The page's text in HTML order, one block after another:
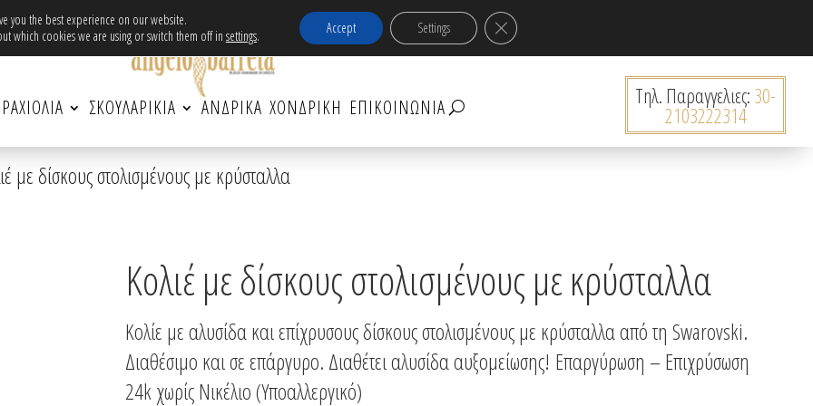
μεταφορικά εντός Ελλάδας για αγορές άνω των 30€!
ΣΚΟΥΛΑΡΙΚΙΑ ΑΝΔΡΙΚΆ ΧΟΝΔΡΙΚΗ ΕΠΙΚΟΙΝΩΝΊΑ Tηλ. Παραγγελιες: 30-
2103222314
με δίσκους στολισμένους με κρύσταλλα
Κολιέ με δίσκους στολισμένους με κρύσταλλα
Κολίε με αλυσίδα και επίχρυσους δίσκους στολισμένους με κρύσταλλα από τη Swarovski.
Διαθέσιμο και σε επάργυρο. Διαθέτει αλυσίδα αυξομείωσης! Επαργύρωση – Επιχρύσωση
24k χωρίς Νικέλιο (Υποαλλεργικό)
you the best experience on our website.
which cookies we are using or switch them off in settings. Accept Settings Κλείσιμο του Cookie banner για το GDPR